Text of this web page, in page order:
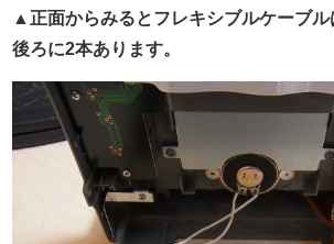
▲正面からみるとフレキシブルケーブ
後ろに2本あります。